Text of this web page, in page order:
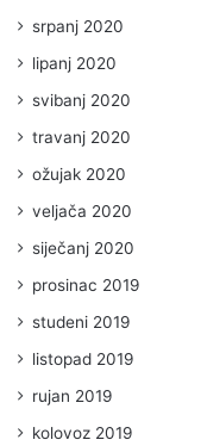
srpanj 2020
lipanj 2020
svibanj 2020
travanj 2020
ožujak 2020
veljača 2020
siječanj 2020
prosinac 2019
studeni 2019
listopad 2019
rujan 2019
kolovoz 2019